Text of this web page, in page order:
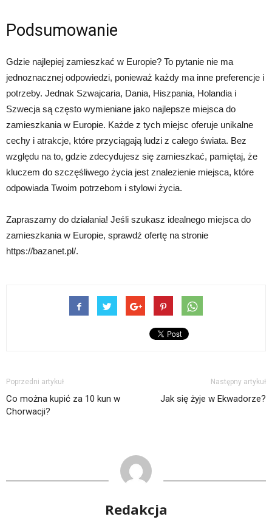
Podsumowanie
Gdzie najlepiej zamieszkać w Europie? To pytanie nie ma
jednoznacznej odpowiedzi, ponieważ każdy ma inne preferencje i
potrzeby. Jednak Szwajcaria, Dania, Hiszpania, Holandia i
Szwecja są często wymieniane jako najlepsze miejsca do
zamieszkania w Europie. Każde z tych miejsc oferuje unikalne
cechy i atrakcje, które przyciągają ludzi z całego świata. Bez
względu na to, gdzie zdecydujesz się zamieszkać, pamiętaj, że
kluczem do szczęśliwego życia jest znalezienie miejsca, które
odpowiada Twoim potrzebom i stylowi życia.
Zapraszamy do działania! Jeśli szukasz idealnego miejsca do
zamieszkania w Europie, sprawdź ofertę na stronie
https://bazanet.pl/.
Poprzedni artykuł
Co można kupić za 10 kun w
Chorwacji?
Następny artykuł
Jak się żyje w Ekwadorze?
Redakcja